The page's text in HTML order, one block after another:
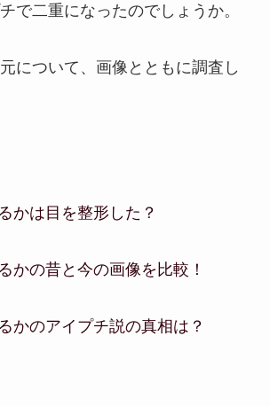
で二重になったのでしょうか。
について、画像とともに調査し
かは目を整形した？
かの昔と今の画像を比較！
かのアイプチ説の真相は？